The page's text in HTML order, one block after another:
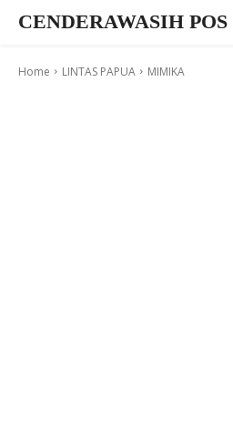
CENDERAWASIH POS
Home LINTAS PAPUA MIMIKA